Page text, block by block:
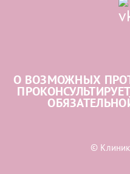
О ВОЗМОЖНЫХ
©